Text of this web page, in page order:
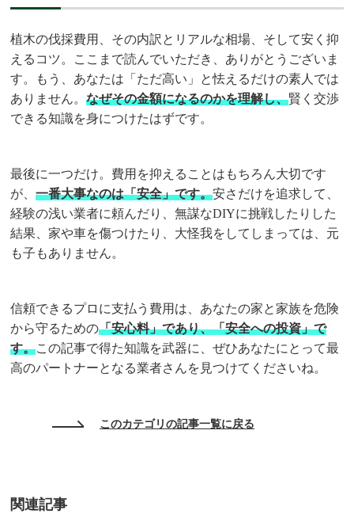
植木の伐採費用、その内訳とリアルな相場、そして安く抑
えるコツ。ここまで読んでいただき、ありがとうございま
す。もう、あなたは「ただ高い」と怯えるだけの素人では
ありません。なぜその金額になるのかを理解し、賢く交渉
できる知識を身につけたはずです。
最後に一つだけ。費用を抑えることはもちろん大切です
が、一番大事なのは「安全」です。安さだけを追求して、
経験の浅い業者に頼んだり、無謀なDIYに挑戦したりした
結果、家や車を傷つけたり、大怪我をしてしまっては、元
も子もありません。
信頼できるプロに支払う費用は、あなたの家と家族を危険
から守るための「安心料」であり、「安全への投資」で
す。この記事で得た知識を武器に、ぜひあなたにとって最
高のパートナーとなる業者さんを見つけてくださいね。
このカテゴリの記事一覧に戻る
関連記事